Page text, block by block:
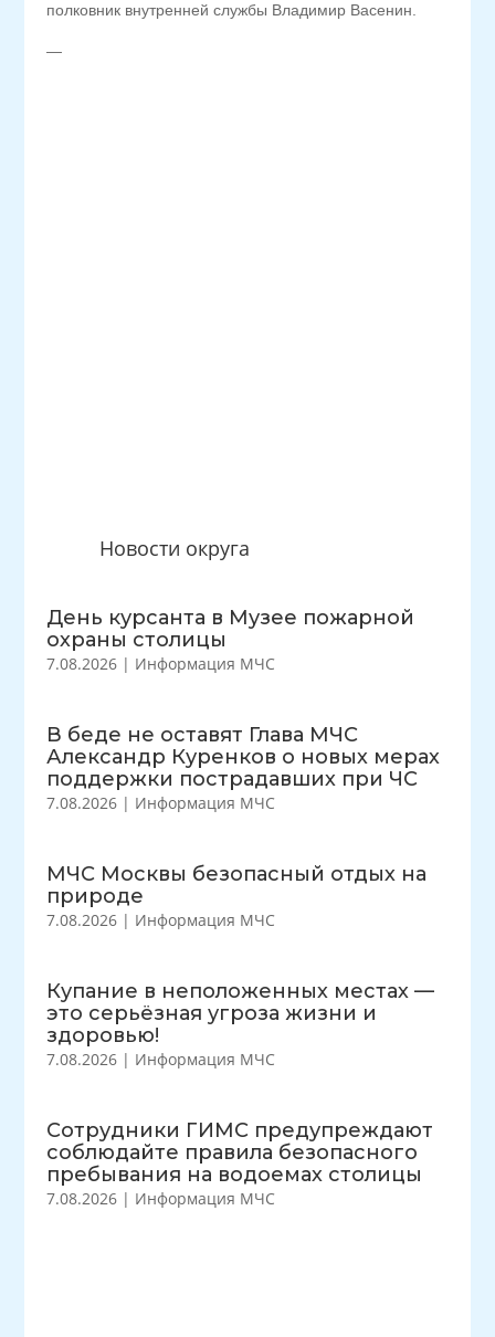
Новости округа
День курсанта в Музее пожарной
охраны столицы
7.08.2026 | Информация МЧС
В беде не оставят Глава МЧС
Александр Куренков о новых мерах
поддержки пострадавших при ЧС
7.08.2026 | Информация МЧС
МЧС Москвы безопасный отдых на
природе
7.08.2026 | Информация МЧС
Купание в неположенных местах —
это серьёзная угроза жизни и
здоровью!
7.08.2026 | Информация МЧС
Сотрудники ГИМС предупреждают
соблюдайте правила безопасного
пребывания на водоемах столицы
7.08.2026 | Информация МЧС
полковник внутренней службы Владимир Васенин.
—